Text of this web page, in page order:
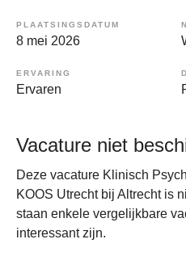
PLAATSINGSDATUM
8 mei 2026
ERVARING
Ervaren
Vacature niet
Deze vacature Klinisch
KOOS Utrecht bij Altrecht is
staan enkele vergelijkbare
interessant zijn.